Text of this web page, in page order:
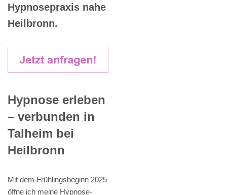
Hypnosepraxis nahe
Heilbronn.
Hypnose erleben
– verbunden in
Talheim bei
Heilbronn
Mit dem Frühlingsbeginn 2025
öffne ich meine Hypnose-